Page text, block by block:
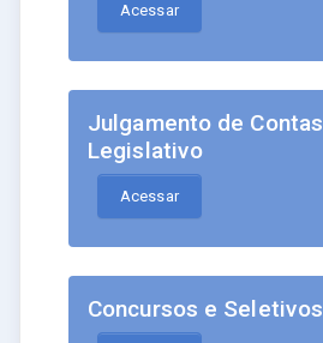
Acessar
Julgamento de
Legislativo
Acessar
Concursos e